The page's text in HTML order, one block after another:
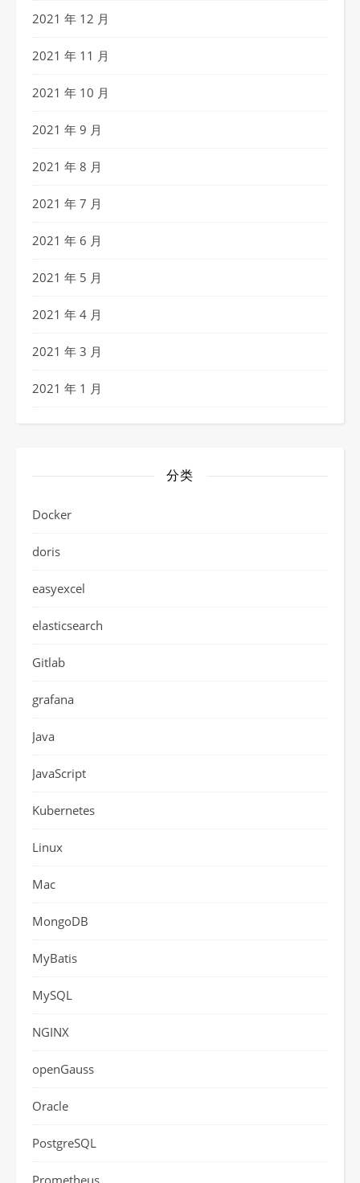
2021 年 12 月
2021 年 11 月
2021 年 10 月
2021 年 9 月
2021 年 8 月
2021 年 7 月
2021 年 6 月
2021 年 5 月
2021 年 4 月
2021 年 3 月
2021 年 1 月
分类
Docker
doris
easyexcel
elasticsearch
Gitlab
grafana
Java
JavaScript
Kubernetes
Linux
Mac
MongoDB
MyBatis
MySQL
NGINX
openGauss
Oracle
PostgreSQL